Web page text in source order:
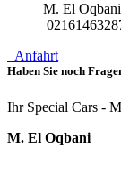
M. El Oqbani
Anfahrt
Haben Sie noch
Ihr Special Cars -
M. El Oqbani